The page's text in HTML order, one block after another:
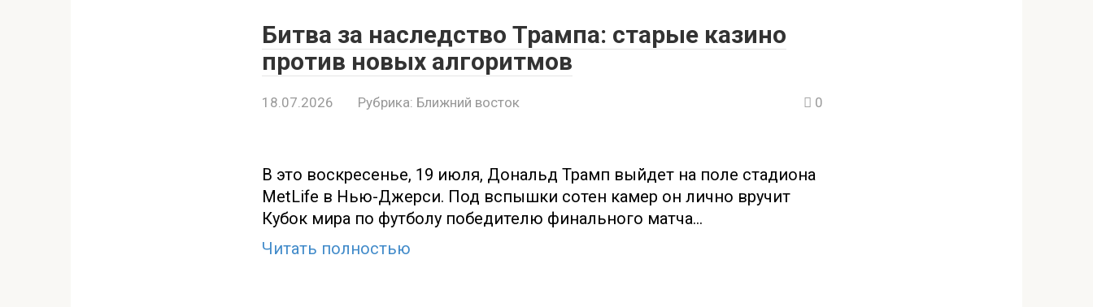
Битва за наследство Трампа: старые казино
против новых алгоритмов
18.07.2026 Рубрика: Ближний восток 0
В это воскресенье, 19 июля, Дональд Трамп выйдет на поле стадиона
MetLife в Нью-Джерси. Под вспышки сотен камер он лично вручит
Кубок мира по футболу победителю финального матча…
Читать полностью